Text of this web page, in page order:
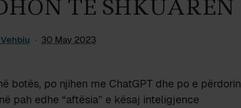
TË SHKUARËN
30 May 2023
botës, po njihen me ChatGPT dhe po e përdorin
pah edhe “aftësia” e kësaj inteligjence